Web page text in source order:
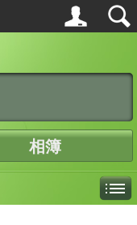
相簿